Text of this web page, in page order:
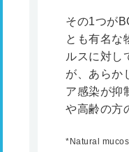
その1つが
とも有名な
ルスに対し
が、あらか
ア感染が抑
や高齢の方
*Natural